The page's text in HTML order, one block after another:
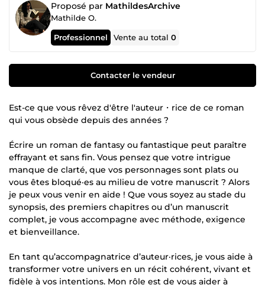
Proposé par MathildesArchive
Mathilde O.
Professionnel Vente au total0
Contacter le vendeur
Est-ce que vous rêvez d'être l'auteur・rice de ce roman
qui vous obsède depuis des années ?
Écrire un roman de fantasy ou fantastique peut paraître
effrayant et sans fin. Vous pensez que votre intrigue
manque de clarté, que vos personnages sont plats ou
vous êtes bloqué·es au milieu de votre manuscrit ? Alors
je peux vous venir en aide ! Que vous soyez au stade du
synopsis, des premiers chapitres ou d’un manuscrit
complet, je vous accompagne avec méthode, exigence
et bienveillance.
En tant qu’accompagnatrice d’auteur·rices, je vous aide à
transformer votre univers en un récit cohérent, vivant et
fidèle à vos intentions. Mon rôle est de vous aider à